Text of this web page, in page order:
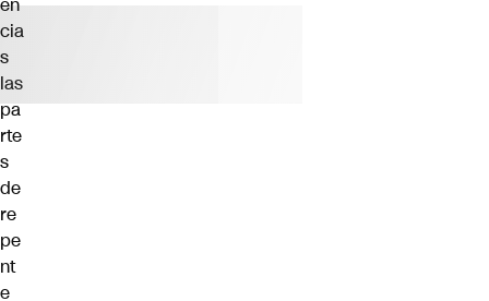
cia
s
las
pa
rte
s
de
re
pe
nt
e